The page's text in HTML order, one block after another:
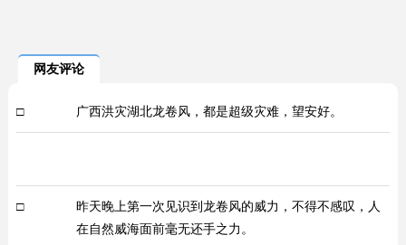
网友评论
□ 广西洪灾湖北龙卷风，都是超级灾难，望安好。
□
昨天晚上第一次见识到龙卷风的威力，不得不感叹，人
在自然威海面前毫无还手之力。